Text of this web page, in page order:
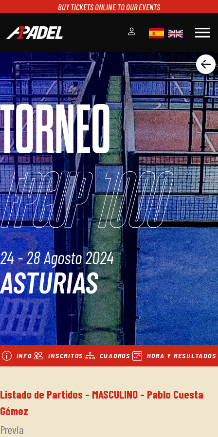
BUY TICKETS ONLINE TO OUR EVENTS
menu
A1PADEL
RANKING
CALENDARIO
TORNEOS
NOTICIAS
MULTIMEDIA
SCOREBOARD
STREAMING
TORNEO
FPCUP 1000
24 - 28 Agosto 2024
ASTURIAS
INFO INSCRITOS CUADROS HORA Y RESULTADOS
Listado de Partidos - MASCULINO - Pablo Cuesta
Gómez
Previa